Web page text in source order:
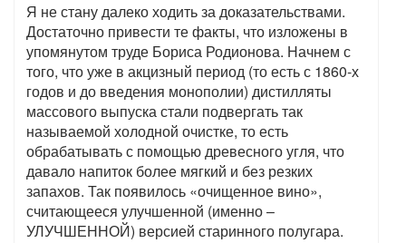
Я не стану далеко ходить за доказательствами.
Достаточно привести те факты, что изложены в
упомянутом труде Бориса Родионова. Начнем с
того, что уже в акцизный период (то есть с 1860-х
годов и до введения монополии) дистилляты
массового выпуска стали подвергать так
называемой холодной очистке, то есть
обрабатывать с помощью древесного угля, что
давало напиток более мягкий и без резких
запахов. Так появилось «очищенное вино»,
считающееся улучшенной (именно –
УЛУЧШЕННОЙ) версией старинного полугара.